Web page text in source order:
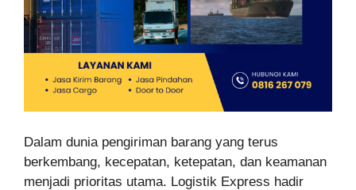
Dalam dunia pengiriman barang yang terus
berkembang, kecepatan, ketepatan, dan keamanan
menjadi prioritas utama. Logistik Express hadir